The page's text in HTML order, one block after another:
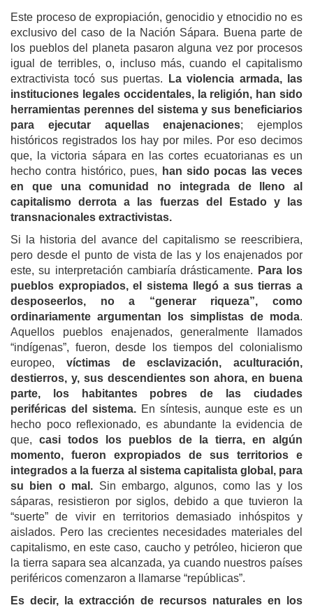
Este proceso de expropiación, genocidio y etnocidio no es
exclusivo del caso de la Nación Sápara. Buena parte de
los pueblos del planeta pasaron alguna vez por procesos
igual de terribles, o, incluso más, cuando el capitalismo
extractivista tocó sus puertas.
La violencia armada, las
instituciones legales occidentales, la religión, han sido
herramientas perennes del sistema y sus beneficiarios
para ejecutar aquellas enajenaciones; ejemplos
históricos registrados los hay por miles. Por eso decimos
que, la victoria sápara en las cortes ecuatorianas es un
hecho contra histórico, pues,
han sido pocas las veces
en que una comunidad no integrada de lleno al
capitalismo derrota a las fuerzas del Estado y las
transnacionales extractivistas.
Si la historia del avance del capitalismo se reescribiera,
pero desde el punto de vista de las y los enajenados por
este, su interpretación cambiaría drásticamente. Para los
pueblos expropiados, el sistema llegó a sus tierras a
desposeerlos, no a “generar riqueza”, como
ordinariamente argumentan los simplistas de moda.
Aquellos pueblos enajenados, generalmente llamados
“indígenas”, fueron, desde los tiempos del colonialismo
europeo, víctimas de esclavización, aculturación,
destierros, y, sus descendientes son ahora, en buena
parte, los habitantes pobres de las ciudades
periféricas del sistema.En síntesis, aunque este es un
hecho poco reflexionado, es abundante la evidencia de
que, casi todos los pueblos de la tierra, en algún
momento, fueron expropiados de sus territorios e
integrados a la fuerza al sistema capitalista global, para
su bien o mal. Sin embargo, algunos, como las y los
sáparas, resistieron por siglos, debido a que tuvieron la
“suerte” de vivir en territorios demasiado inhóspitos y
aislados. Pero las crecientes necesidades materiales del
capitalismo, en este caso, caucho y petróleo, hicieron que
la tierra sapara sea alcanzada, ya cuando nuestros países
periféricos comenzaron a llamarse “repúblicas”.
Es decir, la extracción de recursos naturales en los